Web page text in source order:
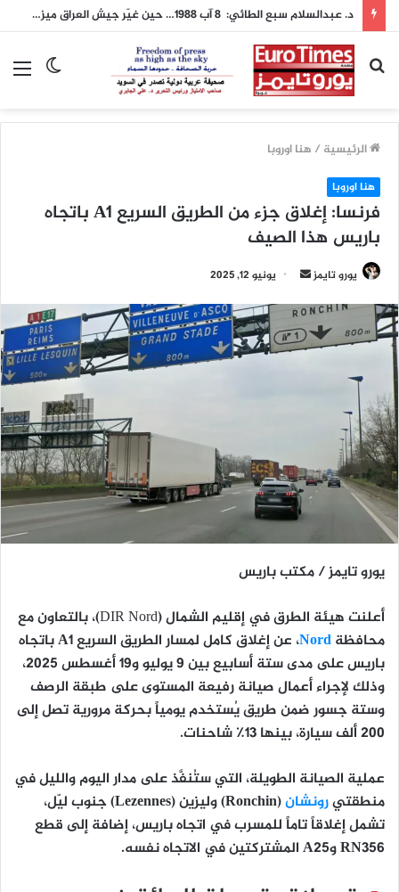
د. عبدالسلام سبع الطائي: 8 آب 1988… حين غيّر جيش العراق ميزان الشرق الأوسط
الوضع
بحث
عن
الرئيسية / هنا اوروبا
هنا اوروبا
فرنسا: إغلاق جزء من الطريق السريع A1 باتجاه
باريس هذا الصيف
يورو تايمز
أرسل
إلكترونيا
يونيو 12, 2025
يورو تايمز / مكتب باريس
أعلنت هيئة الطرق في إقليم الشمال (DIR Nord)، بالتعاون مع
محافظةNord، عن إغلاق
كامل لمسار الطريق السريع A1 باتجاه
باريسعلى مدى ستة أسابيع بين9 يوليو و19 أغسطس 2025
،
وذلك لإجراء أعمال صيانة رفيعة المستوى على طبقة الرصف
وستة جسور ضمن طريق يُستخدم يومياً بحركة مرورية تصل إلى
200 ألف سيارة، بينها 13٪ شاحنات.
عملية الصيانة الطويلة، التي ستُنفَّذ على مدار اليوم والليل في
منطقتيرونشان(Ronchin) وليزين (Lezennes)
جنوب ليّل،
تشمل إغلاقاً تاماً للمسرب في اتجاه باريس، إضافة إلى قطع
RN356وA25المشتركتين في الاتجاه نفسه.